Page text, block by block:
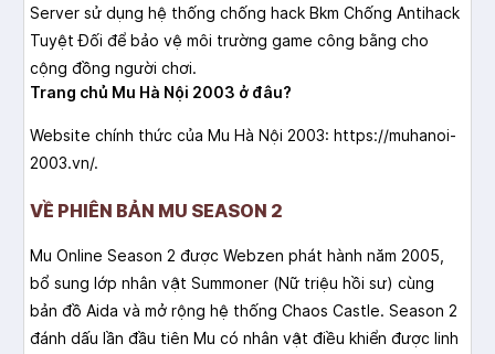
Server sử dụng hệ thống chống hack Bkm Chống Antihack
Tuyệt Đối để bảo vệ môi trường game công bằng cho
cộng đồng người chơi.
Trang chủ Mu Hà Nội 2003 ở đâu?
Website chính thức của Mu Hà Nội 2003: https://muhanoi-
2003.vn/.
VỀ PHIÊN BẢN MU SEASON 2
Mu Online Season 2 được Webzen phát hành năm 2005,
bổ sung lớp nhân vật Summoner (Nữ triệu hồi sư) cùng
bản đồ Aida và mở rộng hệ thống Chaos Castle. Season 2
đánh dấu lần đầu tiên Mu có nhân vật điều khiển được linh